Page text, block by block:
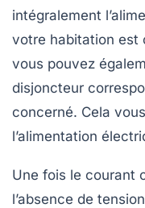
intégralement
votre habitation est
vous pouvez
disjoncteur
concerné. Cela
l’alimentation
Une fois le courant
l’absence de